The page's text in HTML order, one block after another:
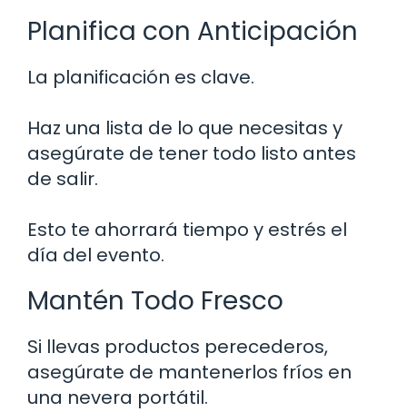
Planifica con Anticipación
La planificación es clave.
Haz una lista de lo que necesitas y
asegúrate de tener todo listo antes
de salir.
Esto te ahorrará tiempo y estrés el
día del evento.
Mantén Todo Fresco
Si llevas productos perecederos,
asegúrate de mantenerlos fríos en
una nevera portátil.